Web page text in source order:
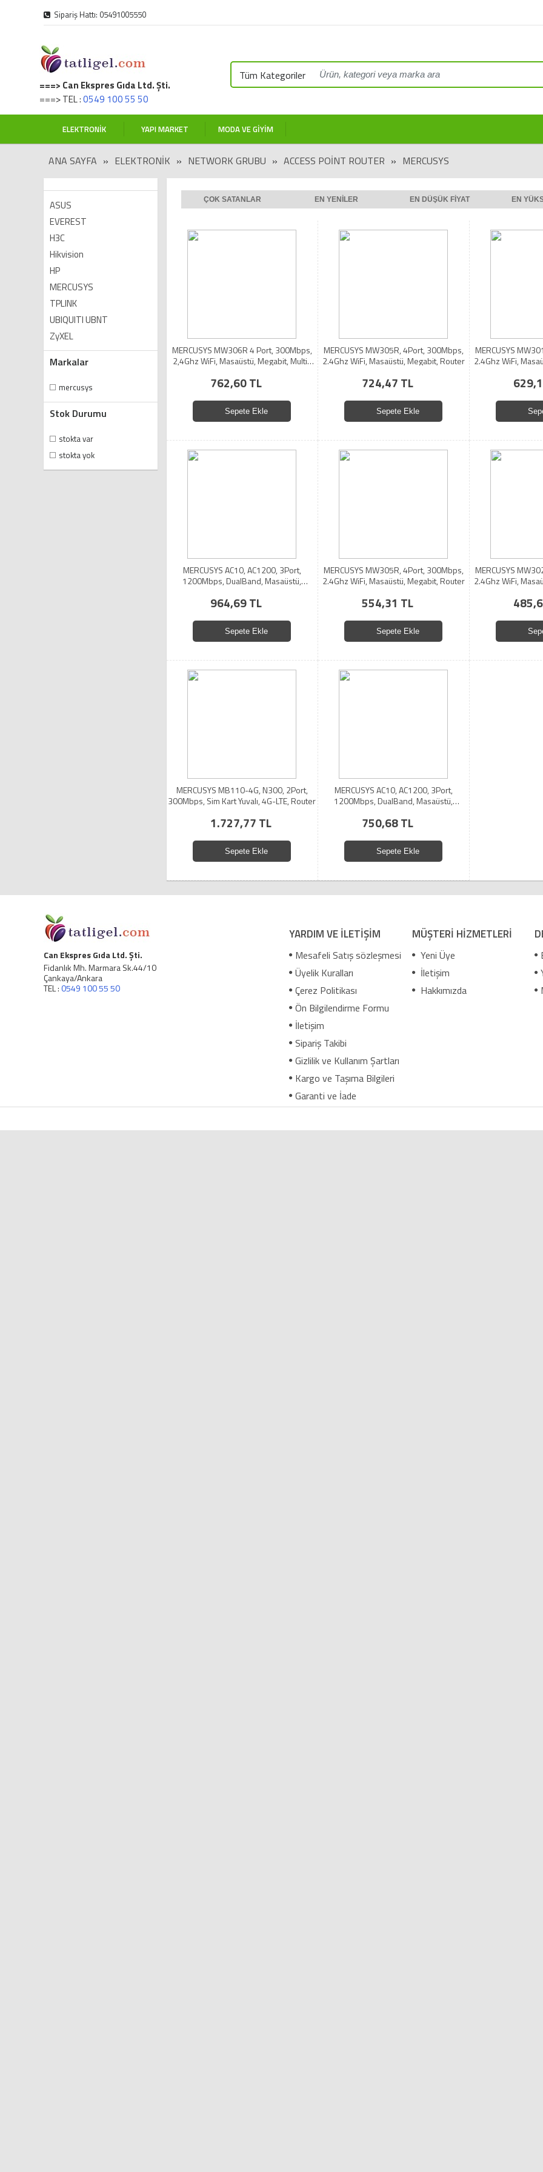
Sipariş Hattı: 05491005550
===> Can Ekspres Gıda Ltd. Şti.
===> TEL :0549 100 55 50
Tüm Kategoriler
ELEKTRONIK YAPI MARKET MODA VE GIYIM
ANA SAYFA » ELEKTRONIK » NETWORK GRUBU » ACCESS POINT ROUTER » MERCUSYS
ASUS
EVEREST
H3C
Hikvision
HP
MERCUSYS
TPLINK
UBIQUITI UBNT
ZyXEL
Markalar
mercusys
Stok Durumu
stokta var
stokta yok
ÇOK SATANLAR EN YENILER EN DÜŞÜK FIYAT EN
MERCUSYS MW306R 4 Port, 300Mbps,
2,4Ghz WiFi, Masaüstü, Megabit, Multi-
762,60 TL
Sepete Ekle
MERCUSYS MW305R, 4Port, 300Mbps,
2.4Ghz WiFi, Masaüstü, Megabit, Router
724,47 TL
Sepete Ekle
MERCUSYS
2.4Ghz WiFi,
MERCUSYS AC10, AC1200, 3Port,
1200Mbps, DualBand, Masaüstü,
964,69 TL
Sepete Ekle
MERCUSYS MW305R, 4Port, 300Mbps,
2.4Ghz WiFi, Masaüstü, Megabit, Router
554,31 TL
Sepete Ekle
MERCUSYS
2.4Ghz WiFi,
MERCUSYS MB110-4G, N300, 2Port,
300Mbps, Sim Kart Yuvalı, 4G-LTE, Router
1.727,77 TL
Sepete Ekle
MERCUSYS AC10, AC1200, 3Port,
1200Mbps, DualBand, Masaüstü,
750,68 TL
Sepete Ekle
Can Ekspres Gıda Ltd. Şti.
Fidanlık Mh. Marmara Sk.44/10
Çankaya/Ankara
TEL :0549 100 55 50
YARDIM VE İLETİŞİM
Mesafeli Satış sözleşmesi
Üyelik Kuralları
Çerez Politikası
Ön Bilgilendirme Formu
İletişim
Sipariş Takibi
Gizlilik ve Kullanım Şartları
Kargo ve Taşıma Bilgileri
Garanti ve İade
MÜŞTERİ HİZMETLERİ
Yeni Üye
İletişim
Hakkımızda